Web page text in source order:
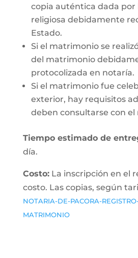
copia auténtica dada por
religiosa debidamente
Estado.
Si el matrimonio se
del matrimonio
protocolizada en notaría.
Si el matrimonio fue
exterior, hay requisitos
deben consultarse con el
Tiempo estimado de
día.
Costo:La inscripción en el
costo. Las copias, según
NOTARIA-DE-PACORA-
MATRIMONIO